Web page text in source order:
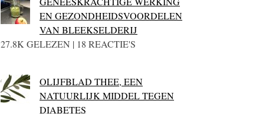
EN GEZONDHEIDSVOORDELEN
VAN BLEEKSELDERIJ
27.8K GELEZEN | 18 REACTIE'S
OLIJFBLAD THEE, EEN
NATUURLIJK MIDDEL TEGEN
DIABETES